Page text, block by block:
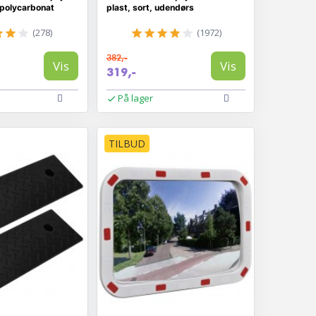
(278)
Vis
plast, sort, udendørs
(1972)
382,-
319,- Vis
På lager
TILBUD